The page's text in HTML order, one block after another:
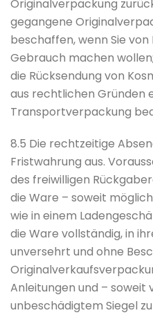
Originalverpackung
gegangene
beschaffen, wenn Sie
Gebrauch machen
die Rücksendung von
aus rechtlichen Gründen
Transportverpackung
8.5 Die rechtzeitige
Fristwahrung aus.
des freiwilligen
die Ware – soweit
wie in einem
die Ware vollständig, in
unversehrt und ohne
Anleitungen und – soweit
unbeschädigtem Siegel